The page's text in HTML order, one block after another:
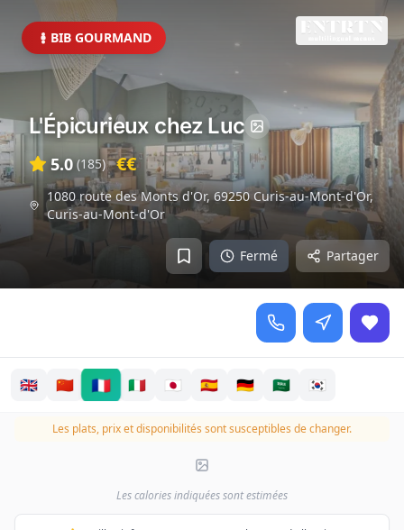
BIB GOURMAND
Fermé Partager
L'Épicurieux chez Luc
5.0 (185) €€
1080 route des Monts d'Or, 69250 Curis-au-Mont-d'Or,
Curis-au-Mont-d'Or
🇬🇧 🇨🇳 🇫🇷 🇮🇹 🇯🇵 🇪🇸 🇩🇪 🇸🇦 🇰🇷
Les plats, prix et disponibilités sont susceptibles de changer.
Les calories indiquées sont estimées